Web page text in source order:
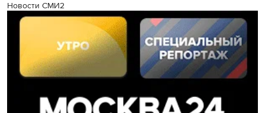
Новости СМИ2